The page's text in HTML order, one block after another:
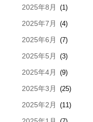
2025年8月 (1)
2025年7月 (4)
2025年6月 (7)
2025年5月 (3)
2025年4月 (9)
2025年3月 (25)
2025年2月 (11)